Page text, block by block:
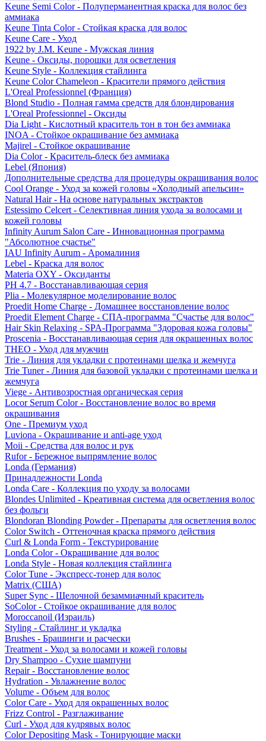
Keune Semi Color - Полуперманентная краска для волос без
аммиака
Keune Tinta Color - Стойкая краска для волос
Keune Care - Уход
1922 by J.M. Keune - Мужская линия
Keune - Оксиды, порошки для осветления
Keune Style - Коллекция стайлинга
Keune Color Chameleon - Красители прямого действия
L'Oreal Professionnel (Франция)
Blond Studio - Полная гамма средств для блондирования
L'Oreal Professionnel - Оксиды
Dia Light - Кислотный краситель тон в тон без аммиака
INOA - Стойкое окрашивание без аммиака
Majirel - Стойкое окрашивание
Dia Color - Краситель-блеск без аммиака
Lebel (Япония)
Дополнительные средства для процедуры окрашивания волос
Cool Orange - Уход за кожей головы «Холодный апельсин»
Natural Hair - На основе натуральных экстрактов
Estessimo Celcert - Селективная линия ухода за волосами и
кожей головы
Infinity Aurum Salon Care - Инновационная программа
"Абсолютное счастье"
IAU Infinity Aurum - Аромалиния
Lebel - Краска для волос
Materia OXY - Оксиданты
PH 4.7 - Восстанавливающая серия
Plia - Молекулярное моделирование волос
Proedit Home Charge - Домашнее восстановление волос
Proedit Element Charge - СПА-программа "Счастье для волос"
Hair Skin Relaxing - SPA-Программа "Здоровая кожа головы"
Proscenia - Восстанавливающая серия для окрашенных волос
THEO - Уход для мужчин
Trie - Линия для укладки с протеинами шелка и жемчуга
Trie Tuner - Линия для базовой укладки с протеинами шелка и
жемчуга
Viege - Антивозростная органическая серия
Locor Serum Color - Восстановление волос во время
окрашивания
One - Премиум уход
Luviona - Окрашивание и anti-age уход
Moii - Средства для волос и рук
Rufor - Бережное выпрямление волос
Londa (Германия)
Принадлежности Londa
Londa Care - Коллекция по уходу за волосами
Blondes Unlimited - Креативная система для осветления волос
без фольги
Blondoran Blonding Powder - Препараты для осветления волос
Color Switch - Оттеночная краска прямого действия
Curl & Londa Form - Текстурирование
Londa Color - Окрашивание для волос
Londa Style - Новая коллекция стайлинга
Color Tune - Экспресс-тонер для волос
Matrix (США)
Super Sync - Щелочной безаммиачный краситель
SoColor - Стойкое окрашивание для волос
Moroccanoil (Израиль)
Styling - Стайлинг и укладка
Brushes - Брашинги и расчески
Treatment - Уход за волосами и кожей головы
Dry Shampoo - Сухие шампуни
Repair - Восстановление волос
Hydration - Увлажнение волос
Volume - Объем для волос
Color Care - Уход для окрашенных волос
Frizz Control - Разглаживание
Curl - Уход для кудрявых волос
Color Depositing Mask - Тонирующие маски